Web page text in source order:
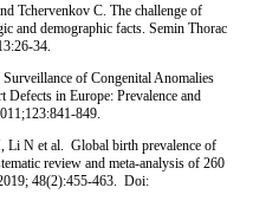
Tchervenkov C. The challenge of
and demographic facts. Semin Thorac
34.
of Congenital Anomalies
in Europe: Prevalence and
849.
Li N et al. Global birth prevalence of
review and meta-analysis of 260
48(2):455-463. Doi: